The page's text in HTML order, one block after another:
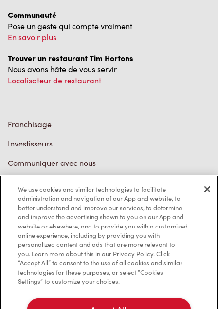
Communauté
Pose un geste qui compte vraiment
En savoir plus
Trouver un restaurant Tim Hortons
Nous avons hâte de vous servir
Localisateur de restaurant
Franchisage
Investisseurs
Communiquer avec nous
Politique de confidentialité
Conditions de service
Marques de commerce
Accessibilité
Diagnostic
We use cookies and similar technologies to facilitate
administration and navigation of our App and website, to
better understand and improve our services, to determine
and improve the advertising shown to you on our App and
website or elsewhere, and to provide you with a customized
online experience, including by providing you with
personalized content and ads that are more relevant to
you. Learn more about this in our Privacy Policy. Click
“Accept All” to consent to the use of all cookies and similar
technologies for these purposes, or select “Cookies
Settings” to customize your choices.